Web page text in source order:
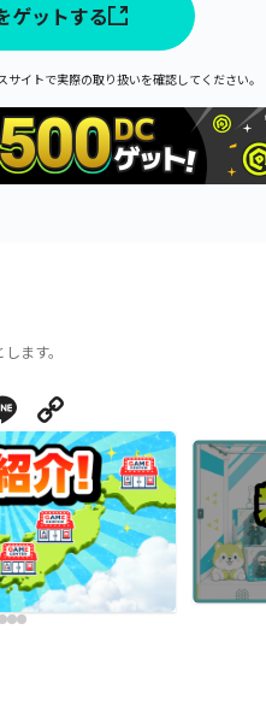
ゲットする
イトで実際の取り扱いを確認してください。
ます。
Line